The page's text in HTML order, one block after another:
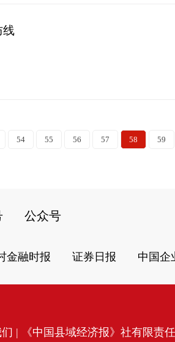
线
54 55 56 57 58 59
公众号
金融时报 证券日报 中国企
| 《中国县域经济报》社有限责